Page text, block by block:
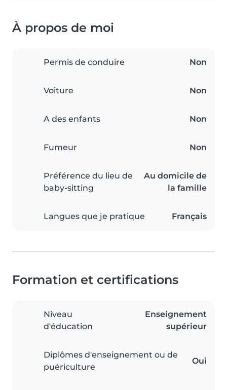
À propos de moi
Permis de conduire Non
Voiture Non
A des enfants Non
Fumeur Non
Préférence du lieu de
baby-sitting
Au domicile de
la famille
Langues que je pratique Français
Formation et certifications
Niveau
d'éducation
Enseignement
supérieur
Diplômes d'enseignement ou de
puériculture
Oui